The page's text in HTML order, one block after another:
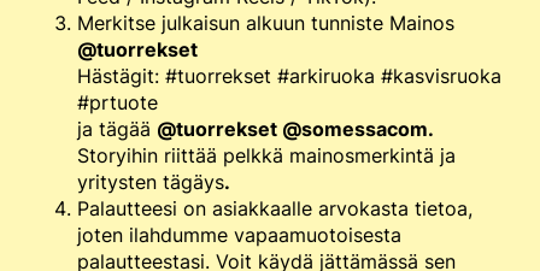
Merkitse julkaisun alkuun tunniste Mainos
@tuorrekset
Hästägit: #tuorrekset #arkiruoka #kasvisruoka
#prtuote
ja tägää @tuorrekset @somessacom.
Storyihin riittää pelkkä mainosmerkintä ja
yritysten tägäys.
Palautteesi on asiakkaalle arvokasta tietoa,
joten ilahdumme vapaamuotoisesta
palautteestasi. Voit käydä jättämässä sen